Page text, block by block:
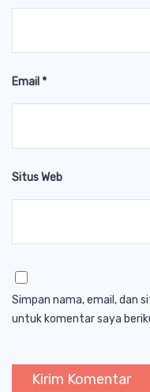
Email *
Situs Web
Simpan nama, email, dan
untuk komentar saya